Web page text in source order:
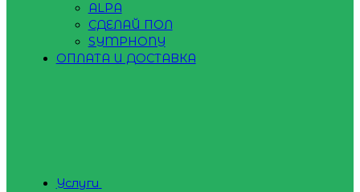
ALPA
СДЕЛАЙ ПОЛ
SYMPHONY
ОПЛАТА И ДОСТАВКА
Услуги